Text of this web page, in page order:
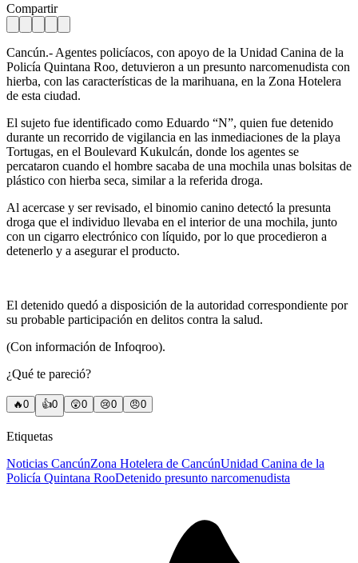
Compartir
Cancún.- Agentes policíacos, con apoyo de la Unidad Canina de la
Policía Quintana Roo, detuvieron a un presunto narcomenudista con
hierba, con las características de la marihuana, en la Zona Hotelera
de esta ciudad.
El sujeto fue identificado como Eduardo “N”, quien fue detenido
durante un recorrido de vigilancia en las inmediaciones de la playa
Tortugas, en el Boulevard Kukulcán, donde los agentes se
percataron cuando el hombre sacaba de una mochila unas bolsitas de
plástico con hierba seca, similar a la referida droga.
Al acercase y ser revisado, el binomio canino detectó la presunta
droga que el individuo llevaba en el interior de una mochila, junto
con un cigarro electrónico con líquido, por lo que procedieron a
detenerlo y a asegurar el producto.
El detenido quedó a disposición de la autoridad correspondiente por
su probable participación en delitos contra la salud.
(Con información de Infoqroo).
¿Qué te pareció?
🔥0 👍0 😲0 😢0 😠0
Etiquetas
Noticias CancúnZona Hotelera de CancúnUnidad Canina de la
Policía Quintana RooDetenido presunto narcomenudista